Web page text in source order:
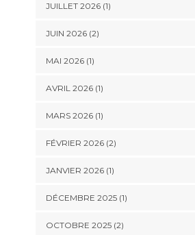
JUILLET 2026(1)
JUIN 2026(2)
MAI 2026(1)
AVRIL 2026(1)
MARS 2026(1)
FÉVRIER 2026(2)
JANVIER 2026(1)
DÉCEMBRE 2025(1)
OCTOBRE 2025(2)